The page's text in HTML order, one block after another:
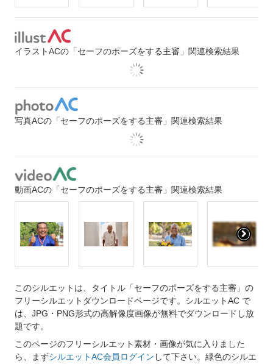
イラストACの「セーフのポーズをする主審」関連検索結果
写真ACの「セーフのポーズをする主審」関連検索結果
動画ACの「セーフのポーズをする主審」関連検索結果
このシルエットは、タイトル「セーフのポーズをする主審」の
フリーシルエットダウンロードページです。シルエットAC で
は、JPG・PNG形式の高解像度画像が無料でダウンロードし放
題です。
このページのフリーシルエット素材・画像が気に入りました
ら、まずシルエットAC会員ログイン して下さい。緑色のシルエ